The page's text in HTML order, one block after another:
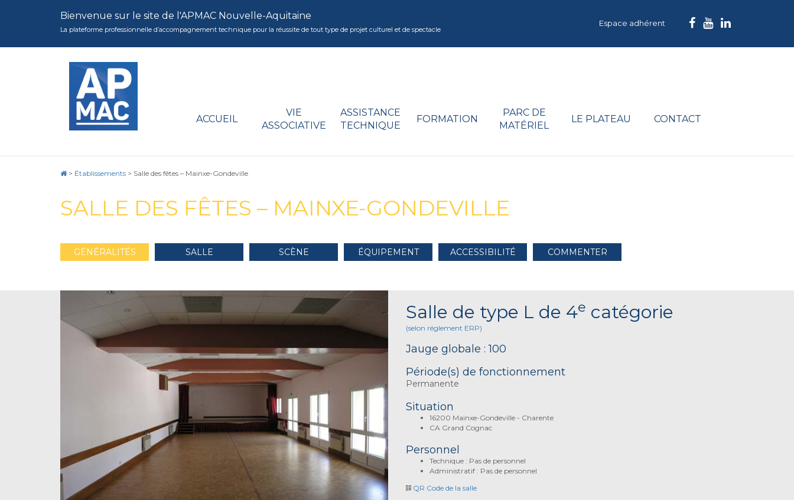
Bienvenue sur le site de l'APMAC Nouvelle-Aquitaine
La plateforme professionnelle d’accompagnement technique pour la réussite de tout type de projet culturel et de spectacle
Espace adhérent
ACCUEIL
VIE
ASSOCIATIVE
ASSISTANCE
TECHNIQUE
FORMATION
PARC DE
MATÉRIEL
LE PLATEAU CONTACT
> Établissements > Salle des fêtes – Mainxe-Gondeville
SALLE DES FÊTES – MAINXE-GONDEVILLE
GÉNÉRALITÉS SALLE SCÈNE ÉQUIPEMENT ACCESSIBILITÉ COMMENTER
Salle de type L de 4e catégorie
(selon réglement ERP)
Jauge globale : 100
Période(s) de fonctionnement
Permanente
Situation
16200 Mainxe-Gondeville - Charente
CA Grand Cognac
Personnel
Technique : Pas de personnel
Administratif : Pas de personnel
QR Code de la salle